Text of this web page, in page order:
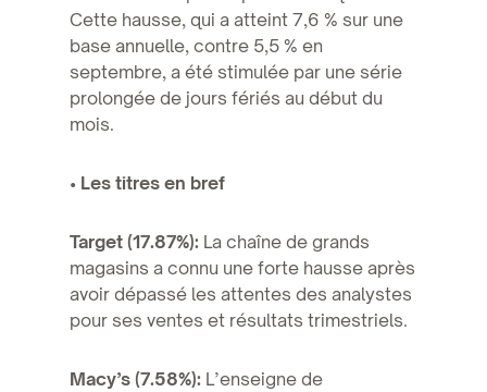
Cette hausse, qui a atteint 7,6 % sur une
base annuelle, contre 5,5 % en
septembre, a été stimulée par une série
prolongée de jours fériés au début du
mois.
• Les titres en bref
Target (17.87%): La chaîne de grands
magasins a connu une forte hausse après
avoir dépassé les attentes des analystes
pour ses ventes et résultats trimestriels.
Macy’s (7.58%): L’enseigne de